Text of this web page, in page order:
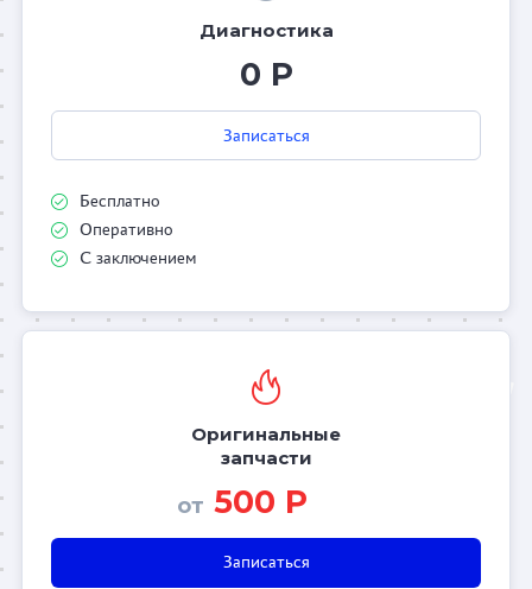
Диагностика
0 Р
Записаться
Бесплатно
Оперативно
С заключением
Оригинальные
запчасти
от 500 Р
Записаться